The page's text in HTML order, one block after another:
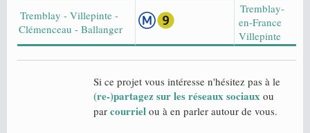
Tremblay - Villepinte -
Clémenceau - Ballanger
Tremblay-
en-France
Villepinte
Si ce projet vous intéresse n'hésitez pas à le
(re-)partagez sur les réseaux sociaux ou
par courriel ou à en parler autour de vous.